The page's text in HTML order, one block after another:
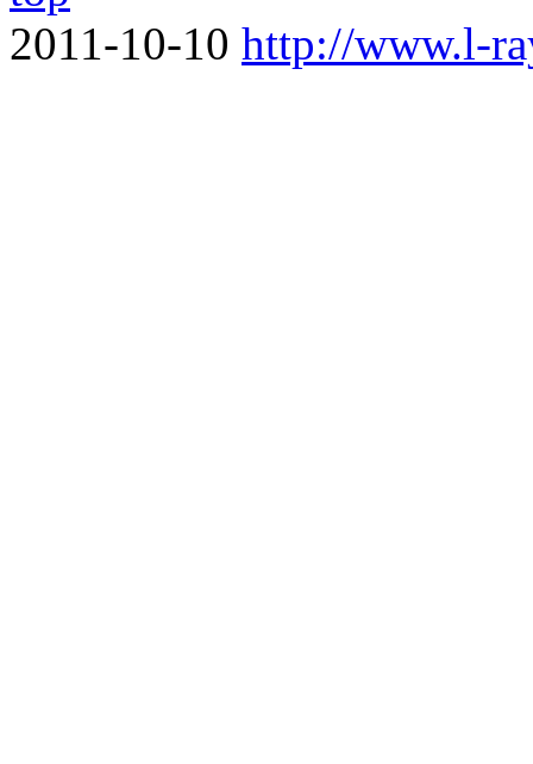
2011-10-10 http://www.l-